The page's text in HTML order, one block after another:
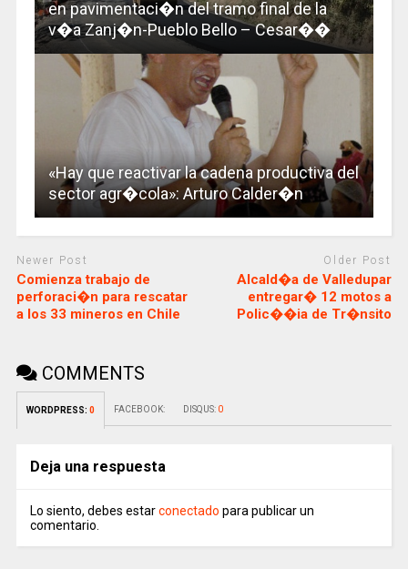
en pavimentaci�n del tramo final de la
v�a Zanj�n-Pueblo Bello – Cesar��
«Hay que reactivar la cadena productiva del
sector agr�cola»: Arturo Calder�n
Newer Post
Comienza trabajo de
perforaci�n para rescatar
a los 33 mineros en Chile
Older Post
Alcald�a de Valledupar
entregar� 12 motos a
Polic��ia de Tr�nsito
COMMENTS
WORDPRESS: 0 FACEBOOK: DISQUS: 0
Deja una respuesta
Lo siento, debes estarconectado para publicar un
comentario.